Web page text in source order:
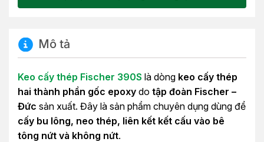
Mô tả
Keo cấy thép Fischer 390S là dòng keo cấy thép
hai thành phần gốc epoxy do tập đoàn Fischer –
Đức sản xuất. Đây là sản phẩm chuyên dụng dùng để
cấy bu lông, neo thép, liên kết kết cấu vào bê
tông nứt và không nứt.